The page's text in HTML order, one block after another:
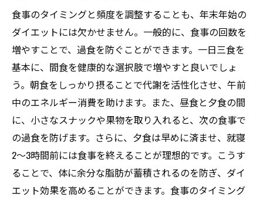
食事のタイミングと頻度を調整することも、年末年始の
ダイエットには欠かせません。一般的に、食事の回数を
増やすことで、過食を防ぐことができます。一日三食を
基本に、間食を健康的な選択肢で増やすと良いでしょ
う。朝食をしっかり摂ることで代謝を活性化させ、午前
中のエネルギー消費を助けます。また、昼食と夕食の間
に、小さなスナックや果物を取り入れると、次の食事で
の過食を防げます。さらに、夕食は早めに済ませ、就寝
2〜3時間前には食事を終えることが理想的です。こうす
ることで、体に余分な脂肪が蓄積されるのを防ぎ、ダイ
エット効果を高めることができます。食事のタイミング